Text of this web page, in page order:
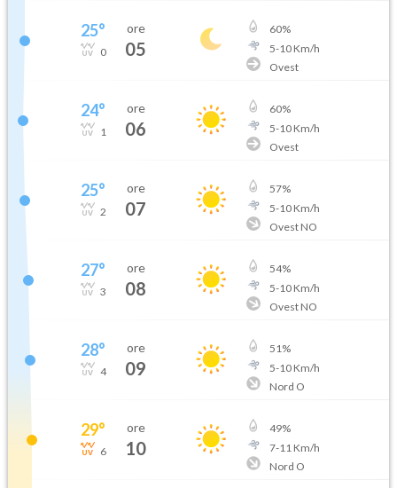
25°
0
ore
05
60%
5-10Km/h
Ovest
24°
1
ore
06
60%
5-10Km/h
Ovest
25°
2
ore
07
57%
5-10Km/h
Ovest NO
27°
3
ore
08
54%
5-10Km/h
Ovest NO
28°
4
ore
09
51%
5-10Km/h
Nord O
29°
6
ore
10
49%
7-11 Km/h
Nord O